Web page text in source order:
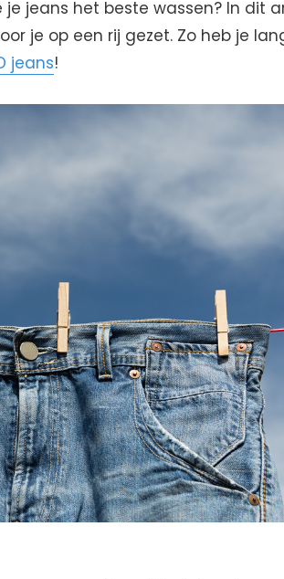
jeans het beste wassen? In dit
je op een rij gezet. Zo heb je
jeans!